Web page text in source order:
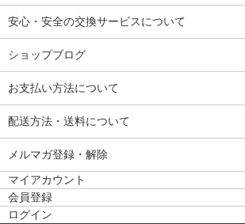
安心・安全の交換サービスについて
ショップブログ
お支払い方法について
配送方法・送料について
メルマガ登録・解除
マイアカウント
会員登録
ログイン